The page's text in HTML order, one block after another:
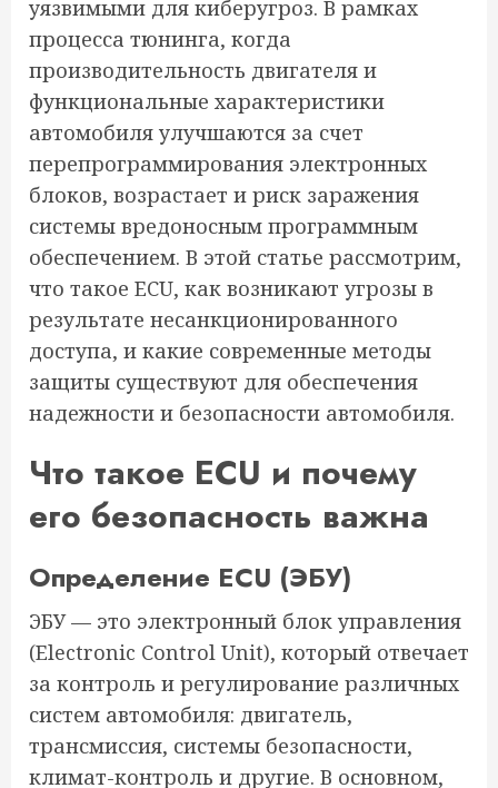
уязвимыми для киберугроз. В рамках
процесса тюнинга, когда
производительность двигателя и
функциональные характеристики
автомобиля улучшаются за счет
перепрограммирования электронных
блоков, возрастает и риск заражения
системы вредоносным программным
обеспечением. В этой статье рассмотрим,
что такое ECU, как возникают угрозы в
результате несанкционированного
доступа, и какие современные методы
защиты существуют для обеспечения
надежности и безопасности автомобиля.
Что такое ECU и почему
его безопасность важна
Определение ECU (ЭБУ)
ЭБУ — это электронный блок управления
(Electronic Control Unit), который отвечает
за контроль и регулирование различных
систем автомобиля: двигатель,
трансмиссия, системы безопасности,
климат-контроль и другие. В основном,